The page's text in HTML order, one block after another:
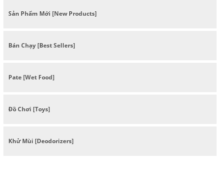
Sản Phẩm Mới [New Products]
Bán Chạy [Best Sellers]
Pate [Wet Food]
Đồ Chơi [Toys]
Khử Mùi [Deodorizers]